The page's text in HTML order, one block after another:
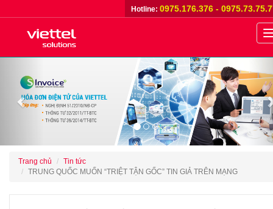
Hotline: 0975.176.376 -
Trang chủ
Tin tức
TRUNG QUỐC MUỐN “TRIỆT TẬN GỐC” TIN GIẢ TRÊN MẠNG